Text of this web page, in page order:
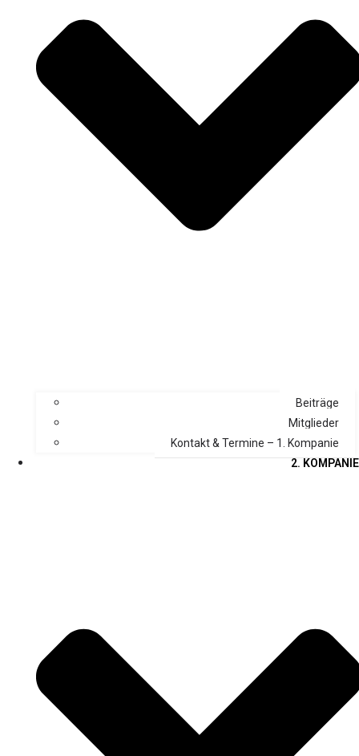
Beiträge
Mitglieder
Kontakt & Termine – 1. Kompanie
2. KOMPANIE